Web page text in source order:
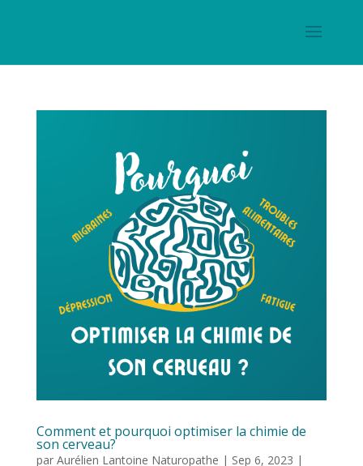
Comment et pourquoi optimiser la chimie de
son cerveau?
par Aurélien Lantoine Naturopathe | Sep 6, 2023 |